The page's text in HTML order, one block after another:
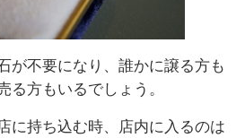
が不要になり、誰かに譲る方も
る方もいるでしょう。
に持ち込む時、店内に入るのは